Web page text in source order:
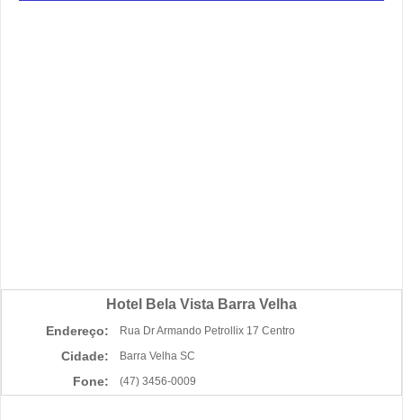
Hotel Bela Vista Barra Velha
Endereço: Rua Dr Armando Petrollix 17 Centro
Cidade: Barra Velha SC
Fone: (47) 3456-0009